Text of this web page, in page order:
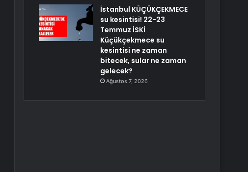
İstanbul KÜÇÜKÇEKMECE
su kesintisi! 22-23
Temmuz İSKİ
Küçükçekmece su
kesintisi ne zaman
bitecek, sular ne zaman
gelecek?
Ağustos 7, 2026